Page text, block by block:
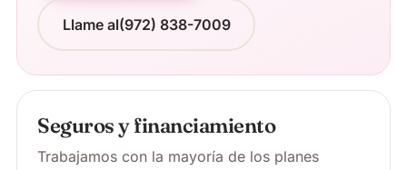
Llame al(972) 838-7009
Seguros y financiamiento
Trabajamos con la mayoría de los planes